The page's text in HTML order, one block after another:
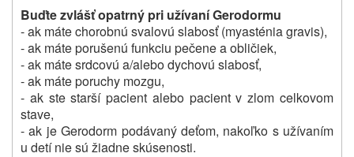
Buďte zvlášť opatrný pri užívaní Gerodormu
- ak máte chorobnú svalovú slabosť (myasténia gravis),
- ak máte porušenú funkciu pečene a obličiek,
- ak máte srdcovú a/alebo dychovú slabosť,
- ak máte poruchy mozgu,
- ak ste starší pacient alebo pacient v zlom celkovom
stave,
- ak je Gerodorm podávaný deťom, nakoľko s užívaním
u detí nie sú žiadne skúsenosti.